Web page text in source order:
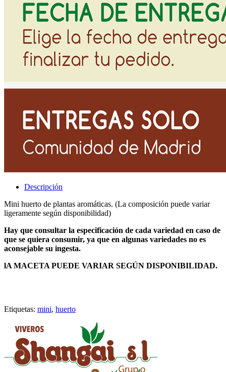
Descripción
Mini huerto de plantas aromáticas. (La composición puede variar
ligeramente según disponibilidad)
Hay que consultar la especificación de cada variedad en caso de
que se quiera consumir, ya que en algunas variedades no es
aconsejable su ingesta.
lA MACETA PUEDE VARIAR SEGÚN DISPONIBILIDAD.
Etiquetas: mini, huerto